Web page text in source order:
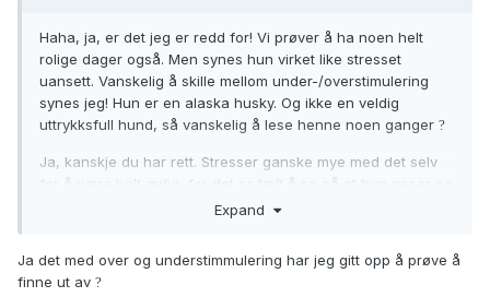
Haha, ja, er det jeg er redd for! Vi prøver å ha noen helt
rolige dager også. Men synes hun virket like stresset
uansett. Vanskelig å skille mellom under-/overstimulering
synes jeg! Hun er en alaska husky. Og ikke en veldig
uttrykksfull hund, så vanskelig å lese henne noen ganger ?
Ja, kanskje du har rett. Stresser ganske mye med det selv
for å være helt ærlig, for det er fælt å se på at hun peser og
åpenbart er stresset. Men kanskje det bare gjør vondt
jo på randen til puberteten, så kanskje det er normalt?
Alaska huskyer er jo så forskjellige, men ja, de har jo stort
Expand
Ja det med over og understimmulering har jeg gitt opp å prøve å
finne ut av ?